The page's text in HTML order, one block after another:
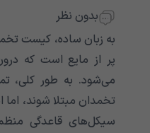
بدون نظر
به زبان ساده، کیست
پر از مایع است که
می‌شود. به طور کلی،
تخمدان مبتلا شوند،
سیکل‌های قاعدگی